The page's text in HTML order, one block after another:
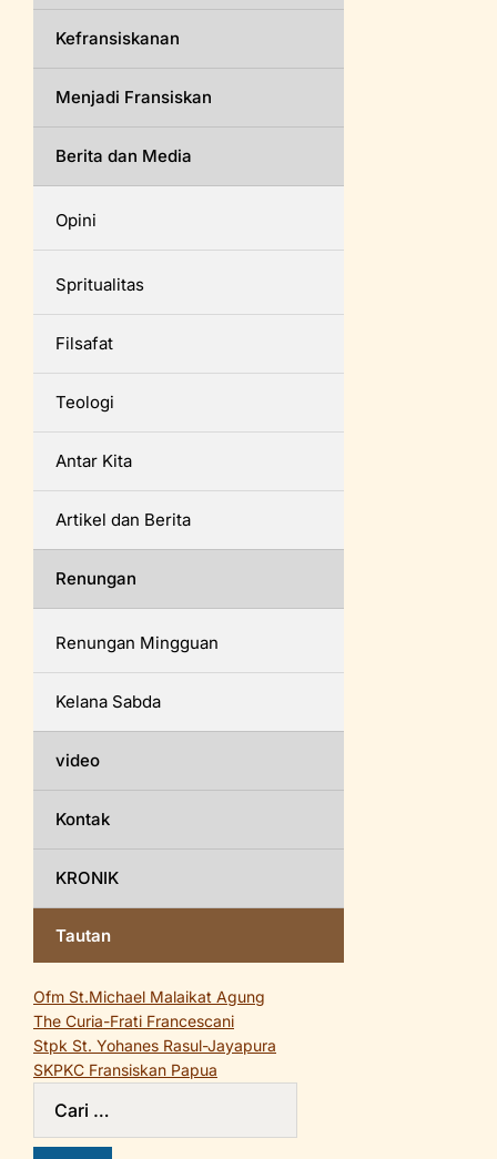
Kefransiskanan
Menjadi Fransiskan
Berita dan Media
Opini
Spritualitas
Filsafat
Teologi
Antar Kita
Artikel dan Berita
Renungan
Renungan Mingguan
Kelana Sabda
video
Kontak
KRONIK
Tautan
Ofm St.Michael Malaikat Agung
The Curia-Frati Francescani
Stpk St. Yohanes Rasul-Jayapura
SKPKC Fransiskan Papua